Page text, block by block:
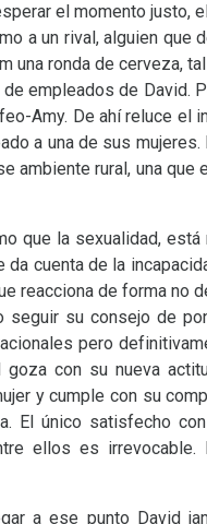
el momento justo,
a un rival, alguien
una ronda de cerveza,
empleados de David.
Amy. De ahí reluce el
a una de sus
ambiente rural, una
que la sexualidad,
cuenta de la
reacciona de forma no
seguir su consejo de
pero
goza con su nueva
y cumple con su
El único satisfecho
ellos es
a ese punto David